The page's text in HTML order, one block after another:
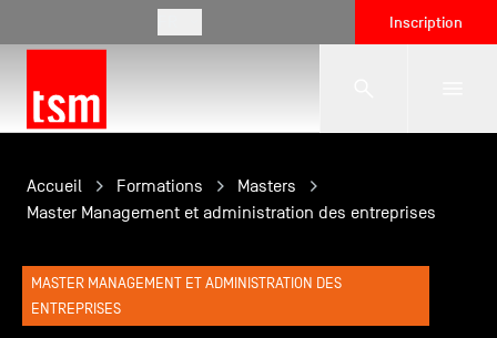
Inscription
L'école
Formations
Accueil Formations
Masters
Master Management et administration des entreprises
MASTER MANAGEMENT ET ADMINISTRATION DES
ENTREPRISES